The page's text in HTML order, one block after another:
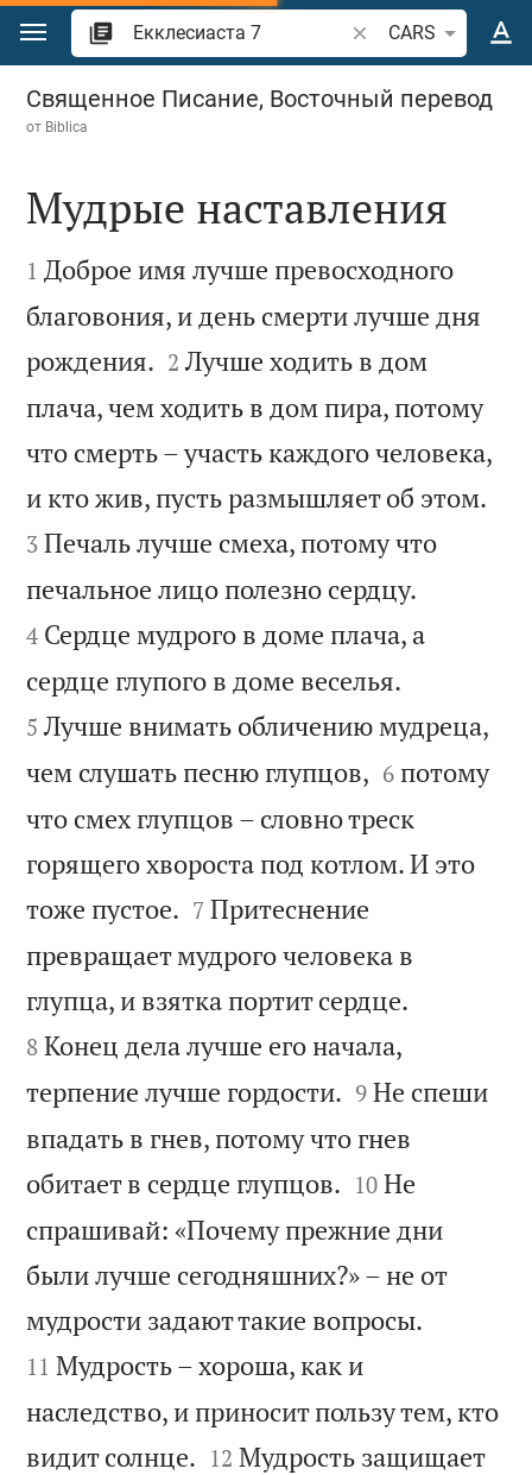
Перейти к содержанию
Поиск по отрывку
CARS
Екклесиаста 7
Священное Писание, Восточный перевод
от Biblica

Мудрые наставления

1 Доброе имя лучше превосходного
благовония, и день смерти лучше дня
рождения. 

2 Лучше ходить в дом
плача, чем ходить в дом пира, потому
что смерть – участь каждого человека,
и кто жив, пусть размышляет об этом.
3 Печаль лучше смеха, потому что
печальное лицо полезно сердцу.
4 Сердце мудрого в доме плача, а
сердце глупого в доме веселья.
5 Лучше внимать обличению мудреца,
чем слушать песню глупцов, 

6 потому
что смех глупцов – словно треск
горящего хвороста под котлом. И это
тоже пустое. 

7 Притеснение
превращает мудрого человека в
глупца, и взятка портит сердце.
8 Конец дела лучше его начала,
терпение лучше гордости. 

9 Не спеши
впадать в гнев, потому что гнев
обитает в сердце глупцов. 

10 Не
спрашивай: «Почему прежние дни
были лучше сегодняшних?» – не от
мудрости задают такие вопросы.
11 Мудрость – хороша, как и
наследство, и приносит пользу тем, кто
видит солнце. 

12 Мудрость защищает